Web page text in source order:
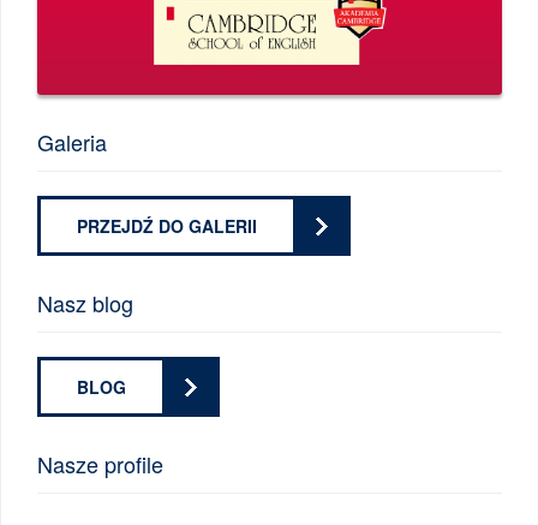
Galeria
PRZEJDŹ DO GALERII
Nasz blog
BLOG
Nasze profile